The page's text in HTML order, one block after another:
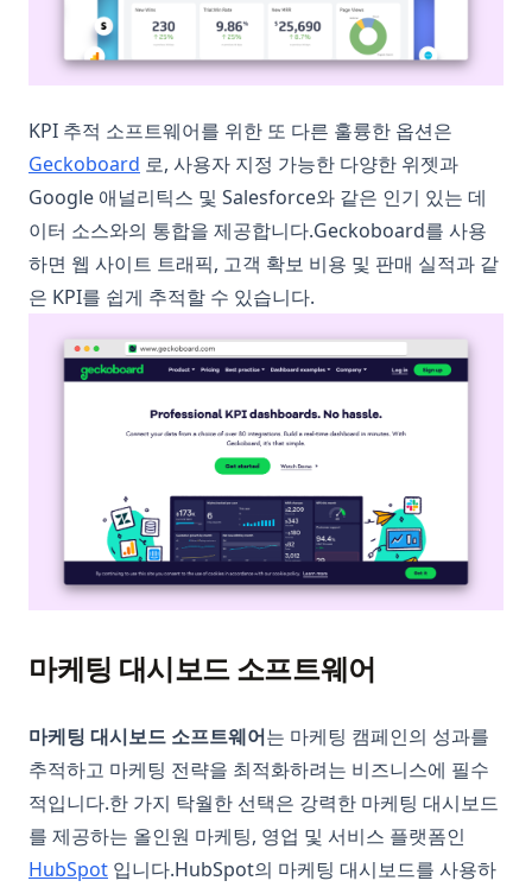
KPI 추적 소프트웨어를 위한 또 다른 훌륭한 옵션은
Geckoboard (opens in a new tab)
로, 사용자 지정 가능한 다양한 위젯과
Google 애널리틱스 및 Salesforce와 같은 인기 있는 데
이터 소스와의 통합을 제공합니다.Geckoboard를 사용
하면 웹 사이트 트래픽, 고객 확보 비용 및 판매 실적과 같
은 KPI를 쉽게 추적할 수 있습니다.
마케팅 대시보드 소프트웨어
마케팅 대시보드 소프트웨어는 마케팅 캠페인의 성과를
추적하고 마케팅 전략을 최적화하려는 비즈니스에 필수
적입니다.한 가지 탁월한 선택은 강력한 마케팅 대시보드
를 제공하는 올인원 마케팅, 영업 및 서비스 플랫폼인
HubSpot(opens in a new tab)
입니다.HubSpot의 마케팅 대시보드를 사용하